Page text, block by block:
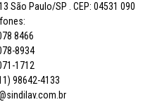
São Paulo/SP . CEP: 04531 090
8466
8934
1712
98642-4133